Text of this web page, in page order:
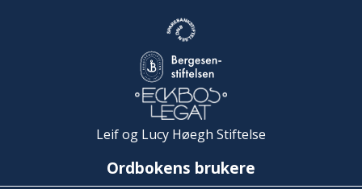
Leif og Lucy Høegh Stiftelse
Ordbokens brukere